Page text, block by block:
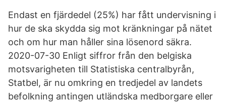
Endast en fjärdedel (25%) har fått undervisning i
hur de ska skydda sig mot kränkningar på nätet
och om hur man håller sina lösenord säkra.
2020-07-30 Enligt siffror från den belgiska
motsvarigheten till Statistiska centralbyrån,
Statbel, är nu omkring en tredjedel av landets
befolkning antingen utländska medborgare eller